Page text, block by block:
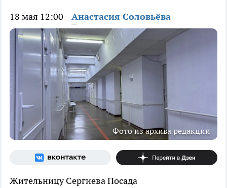
18 мая 12:00 Анастасия Соловьёва
Фото из архива редакции
Жительницу Сергиева Посада